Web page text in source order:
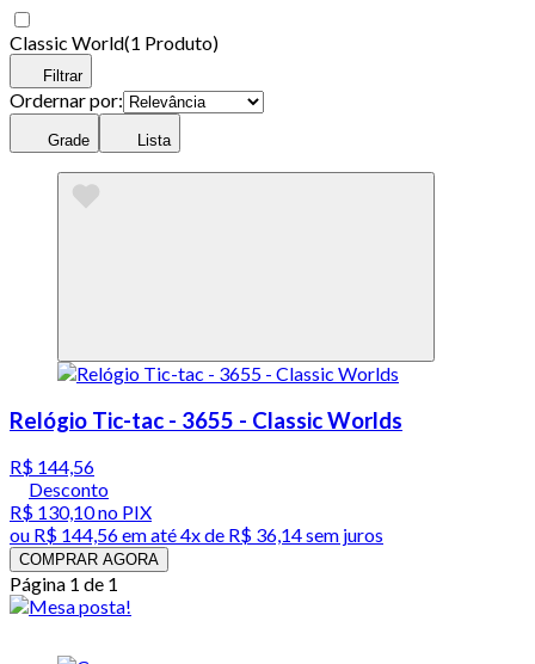
Classic World(1 Produto)
Filtrar
Ordernar por:
Grade Lista
Relógio Tic-tac - 3655 - Classic Worlds
R$ 144,56
Desconto
R$ 130,10no PIX
ou R$ 144,56em até4x de R$ 36,14 sem juros
COMPRAR AGORA
Página 1 de 1